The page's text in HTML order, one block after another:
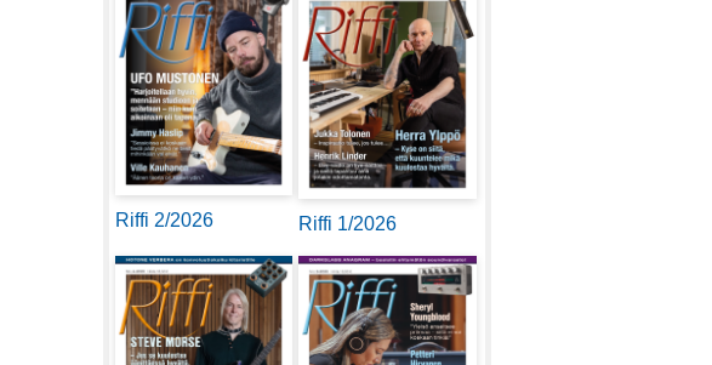
Riffi 2/2026 Riffi 1/2026